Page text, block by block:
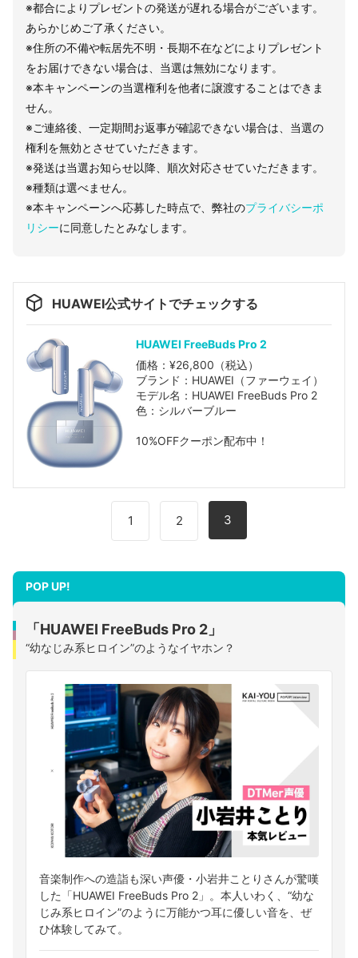
※都合によりプレゼントの発送が遅れる場合がございます。
あらかじめご了承ください。
※住所の不備や転居先不明・長期不在などによりプレゼント
をお届けできない場合は、当選は無効になります。
※本キャンペーンの当選権利を他者に譲渡することはできま
せん。
※ご連絡後、一定期間お返事が確認できない場合は、当選の
権利を無効とさせていただきます。
※発送は当選お知らせ以降、順次対応させていただきます。
※種類は選べません。
※本キャンペーンへ応募した時点で、弊社のプライバシーポ
リシーに同意したとみなします。
HUAWEI公式サイトでチェックする
HUAWEI FreeBuds Pro 2
価格：¥26,800（税込）
ブランド：HUAWEI（ファーウェイ）
モデル名：HUAWEI FreeBuds Pro 2
色：シルバーブルー
10%OFFクーポン配布中！
1 2 3
POP UP!
「HUAWEI FreeBuds Pro 2」
“幼なじみ系ヒロイン”のようなイヤホン？
音楽制作への造詣も深い声優・小岩井ことりさんが驚嘆
した「HUAWEI FreeBuds Pro 2」。本人いわく、“幼な
じみ系ヒロイン”のように万能かつ耳に優しい音を、ぜ
ひ体験してみて。